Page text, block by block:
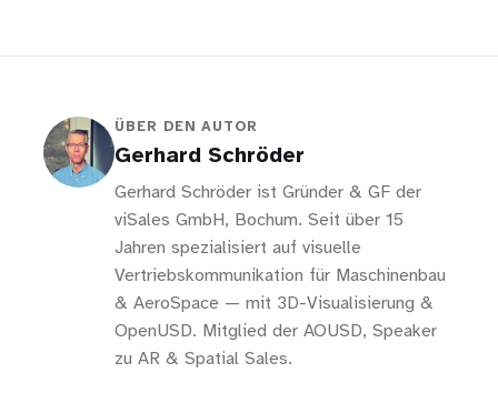
ÜBER DEN AUTOR
Gerhard Schröder
Gerhard Schröder ist Gründer & GF der
viSales GmbH, Bochum. Seit über 15
Jahren spezialisiert auf visuelle
Vertriebskommunikation für Maschinenbau
& AeroSpace — mit 3D-Visualisierung &
OpenUSD. Mitglied der AOUSD, Speaker
zu AR & Spatial Sales.